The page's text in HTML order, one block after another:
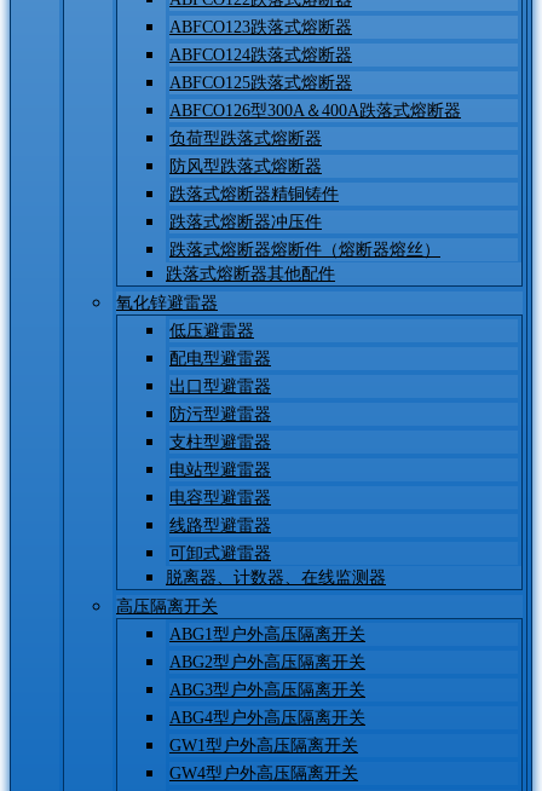
ABFCO123跌落式熔断器
ABFCO124跌落式熔断器
ABFCO125跌落式熔断器
ABFCO126型300A＆400A跌落式熔断器
负荷型跌落式熔断器
防风型跌落式熔断器
跌落式熔断器精铜铸件
跌落式熔断器冲压件
跌落式熔断器熔断件（熔断器熔丝）
跌落式熔断器其他配件
氧化锌避雷器
低压避雷器
配电型避雷器
出口型避雷器
防污型避雷器
支柱型避雷器
电站型避雷器
电容型避雷器
线路型避雷器
可卸式避雷器
脱离器、计数器、在线监测器
高压隔离开关
ABG1型户外高压隔离开关
ABG2型户外高压隔离开关
ABG3型户外高压隔离开关
ABG4型户外高压隔离开关
GW1型户外高压隔离开关
GW4型户外高压隔离开关